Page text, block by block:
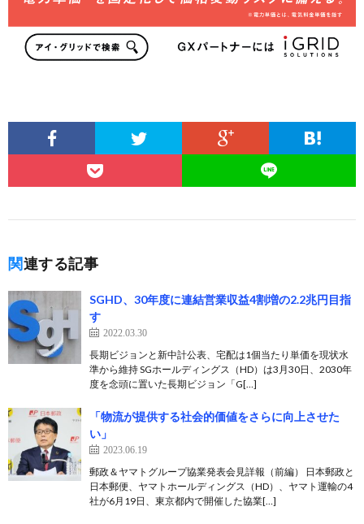
関連する記事
SGHD、30年度に連結営業収益4割増の2.2兆円目指
す
2022.03.30
長期ビジョンと新中計公表、宅配は1個当たり単価を現状水
準から維持 SGホールディングス（HD）は3月30日、2030年
度を念頭に置いた長期ビジョン「G[…]
「物流が提供する社会的価値をさらに向上させた
い」
2023.06.19
郵政＆ヤマトグループ協業発表会見詳報（前編） 日本郵政と
日本郵便、ヤマトホールディングス（HD）、ヤマト運輸の4
社が6月19日、東京都内で開催した協業[…]